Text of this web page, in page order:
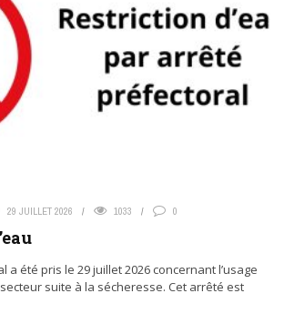
29 JUILLET 2026 1033 0
été pris le 29 juillet 2026 concernant l’usage
suite à la sécheresse. Cet arrêté est